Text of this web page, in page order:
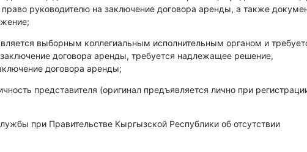
руководителю на заключение договора аренды, а также
выборным коллегиальным исполнительным органом и
договора аренды, требуется надлежащее решение,
договора аренды;
представителя (оригинал предъявляется лично при
при Правительстве Кыргызской Республики об отсутствии